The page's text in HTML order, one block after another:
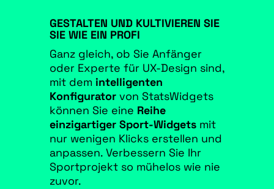
GESTALTEN UND KULTIVIEREN SIE
SIE WIE EIN PROFI
Ganz gleich, ob Sie Anfänger
oder Experte für UX-Design sind,
mit dem intelligenten
Konfiguratorvon StatsWidgets
können Sie eine Reihe
einzigartiger Sport-Widgetsmit
nur wenigen Klicks erstellen und
anpassen. Verbessern Sie Ihr
Sportprojekt so mühelos wie nie
zuvor.